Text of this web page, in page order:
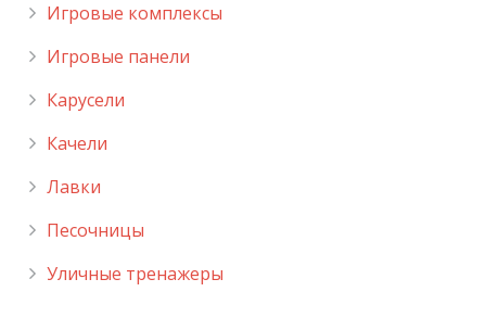
Игровые комплексы
Игровые панели
Карусели
Качели
Лавки
Песочницы
Уличные тренажеры